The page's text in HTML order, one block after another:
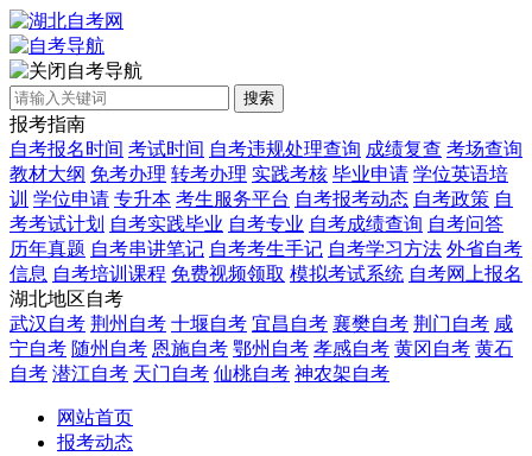
自考导航
搜索
报考指南
自考报名时间 考试时间 自考违规处理查询 成绩复查 考场查询
教材大纲 免考办理 转考办理 实践考核 毕业申请 学位英语培
训 学位申请 专升本 考生服务平台 自考报考动态 自考政策 自
考考试计划 自考实践毕业 自考专业 自考成绩查询 自考问答
历年真题 自考串讲笔记 自考考生手记 自考学习方法 外省自考
信息 自考培训课程 免费视频领取 模拟考试系统 自考网上报名
湖北地区自考
武汉自考 荆州自考 十堰自考 宜昌自考 襄樊自考 荆门自考 咸
宁自考 随州自考 恩施自考 鄂州自考 孝感自考 黄冈自考 黄石
自考 潜江自考 天门自考 仙桃自考 神农架自考
网站首页
报考动态